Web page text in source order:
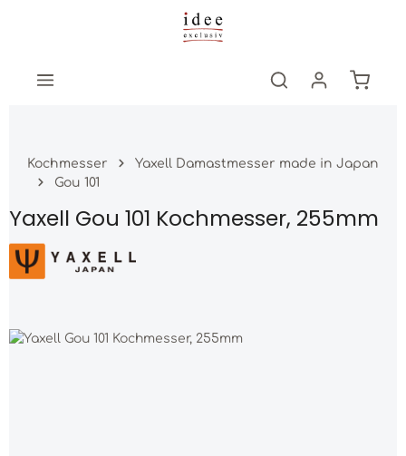
Zum Hauptinhalt springen
Kochmesser
Yaxell Damastmesser made in Japan
Gou 101
Yaxell Gou 101 Kochmesser, 255mm
Bildergalerie überspringen